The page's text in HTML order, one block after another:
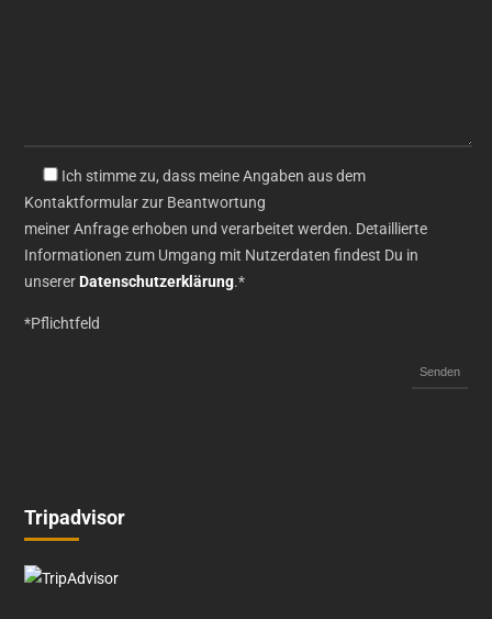
Ich stimme zu, dass meine Angaben aus dem
Kontaktformular zur Beantwortung
meiner Anfrage erhoben und verarbeitet werden. Detaillierte
Informationen zum Umgang mit Nutzerdaten findest Du in
unserer Datenschutzerklärung.*
*Pflichtfeld
Tripadvisor